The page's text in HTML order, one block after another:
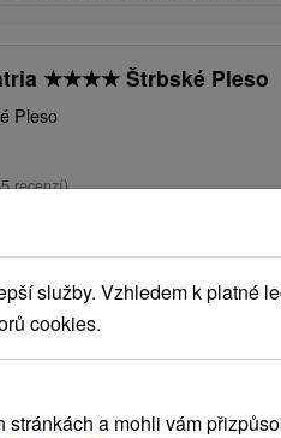
★★★★ Štrbské Pleso
Pleso
recenzí)
**** se nachází v nejvýše položené
Tatrách na Štrbském
výšce 1346 m.n.m. Je situován...
služby. Vzhledem k platné
cookies.
a mohli vám